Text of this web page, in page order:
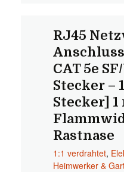
RJ45
CAT 5e
Stecker –
Stecker] 1
Rastnase
1:1 verdrahtet,
Heimwerker &